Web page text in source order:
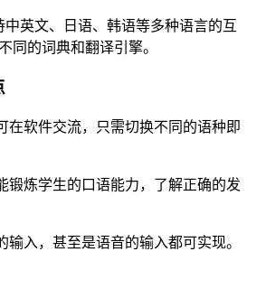
英文、日语、韩语等多种语言的互
同的词典和翻译引擎。
在软件交流，只需切换不同的语种即
锻炼学生的口语能力，了解正确的发
输入，甚至是语音的输入都可实现。